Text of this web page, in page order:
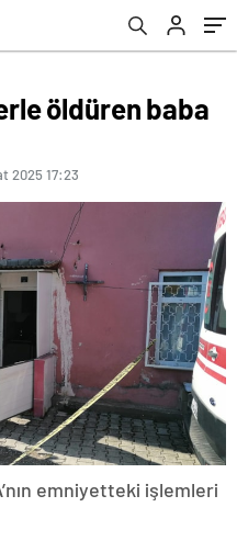
öldüren baba
2025 17:23
emniyetteki işlemleri